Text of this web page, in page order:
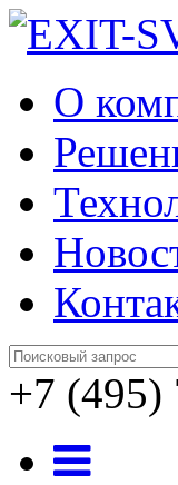
О
+7 (495)